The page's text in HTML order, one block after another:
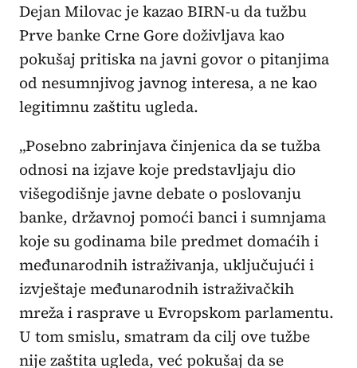
Dejan Milovac je kazao BIRN-u da tužbu
Prve banke Crne Gore doživljava kao
pokušaj pritiska na javni govor o pitanjima
od nesumnjivog javnog interesa, a ne kao
legitimnu zaštitu ugleda.
„Posebno zabrinjava činjenica da se tužba
odnosi na izjave koje predstavljaju dio
višegodišnje javne debate o poslovanju
banke, državnoj pomoći banci i sumnjama
koje su godinama bile predmet domaćih i
međunarodnih istraživanja, uključujući i
izvještaje međunarodnih istraživačkih
mreža i rasprave u Evropskom parlamentu.
U tom smislu, smatram da cilj ove tužbe
nije zaštita ugleda, već pokušaj da se